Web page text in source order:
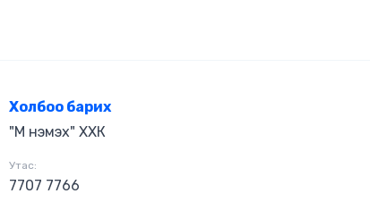
Холбоо барих
"М нэмэх" ХХК
Утас:
7707 7766